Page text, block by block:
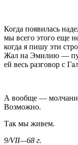
Когда появилась
мы всего этого еще
когда я пишу эти
Жал на Эмилию —
ей весь разговор с
А вообще —
Возможно.
Так мы живем.
9/VII—68 г.